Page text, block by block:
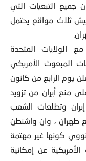
جميع التبعيات التي
ثلاث مواقع يحتمل
الولايات المتحدة
المبعوث الأمريكي
يوم الرابع من كانون
على منع أيران من تزويد
وتطلعات الشعب
طهران ، وان واشنطن
كونها غير مهتمة
الأمريكية عن إمكانية